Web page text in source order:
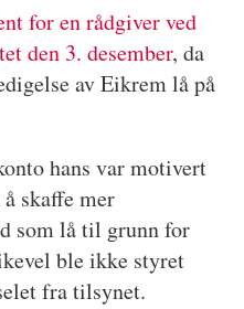
for en rådgiver ved
den 3. desember, da
av Eikrem lå på
hans var motivert
skaffe mer
som lå til grunn for
ble ikke styret
fra tilsynet.